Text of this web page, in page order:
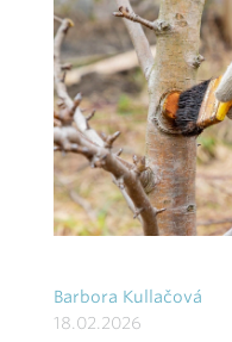
Barbora Kullačová
18.02.2026